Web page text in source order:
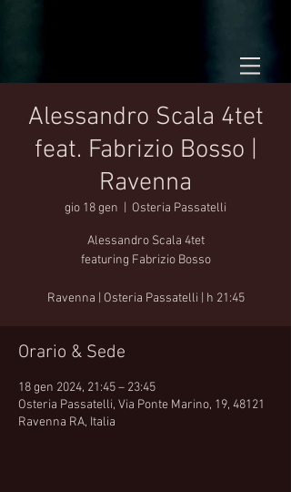
Alessandro Scala 4tet
feat. Fabrizio Bosso |
Ravenna
gio 18 gen Osteria Passatelli
Alessandro Scala 4tet
featuring Fabrizio Bosso
Ravenna | Osteria Passatelli | h 21:45
Orario & Sede
18 gen 2024, 21:45 – 23:45
Osteria Passatelli, Via Ponte Marino, 19, 48121
Ravenna RA, Italia